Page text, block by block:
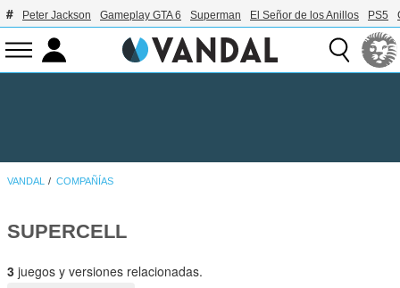
Peter Jackson Gameplay GTA 6 Superman El Señor de los Anillos PS5
VANDAL COMPAÑÍAS
SUPERCELL
3 juegos y versiones relacionadas.